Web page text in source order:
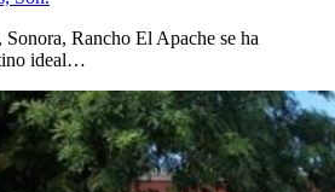
Rancho El Apache se ha
ideal…